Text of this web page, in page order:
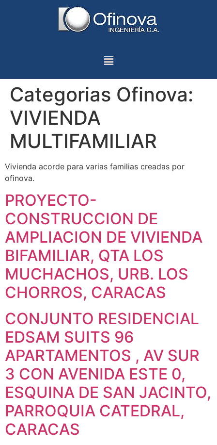
Categorias Ofinova:
VIVIENDA
MULTIFAMILIAR
Vivienda acorde para varias familias creadas por
ofinova.
PROYECTO-
CONSTRUCCION DE
AMPLIACION DE VIVIENDA
BIFAMILIAR, QTA LOS
MUCHACHOS, URB. LOS
CHORROS, CARACAS
CONJUNTO RESIDENCIAL
EDSAM SUITS 96
APARTAMENTOS , AV SUR
3 CON AVENIDA ESTE 0,
ESQUINA DE SAN JACINTO,
PARROQUIA CATEDRAL,
CARACAS